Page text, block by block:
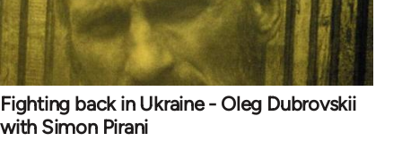
Fighting back in Ukraine - Oleg Dubrovskii
with Simon Pirani